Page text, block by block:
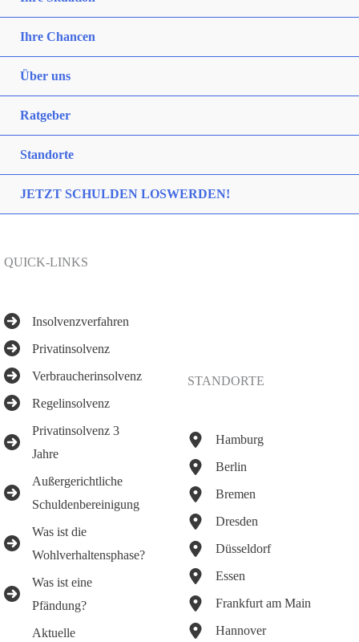
Ihre Chancen
Über uns
Ratgeber
Standorte
JETZT SCHULDEN LOSWERDEN!
QUICK-LINKS
Insolvenzverfahren
Privatinsolvenz
Verbraucherinsolvenz
Regelinsolvenz
Privatinsolvenz 3
Jahre
Außergerichtliche
Schuldenbereinigung
Was ist die
Wohlverhaltensphase?
Was ist eine
Pfändung?
Aktuelle
STANDORTE
Hamburg
Berlin
Bremen
Dresden
Düsseldorf
Essen
Frankfurt am Main
Hannover